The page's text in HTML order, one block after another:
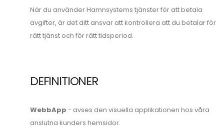
När du använder Hamnsystems tjänster för att betala
avgifter, är det ditt ansvar att kontrollera att du betalar för
rätt tjänst och för rätt tidsperiod.
DEFINITIONER
WebbApp - avses den visuella applikationen hos våra
anslutna kunders hemsidor.